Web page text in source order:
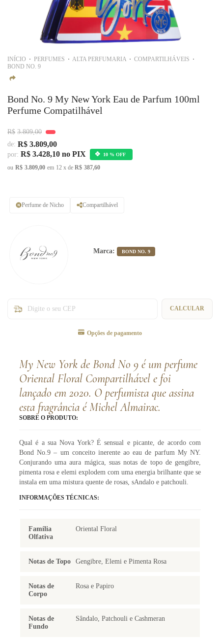
INÍCIO PERFUMES ALTA PERFUMARIA
COMPARTILHÁVEIS
BOND NO. 9
Bond No. 9 My New York Eau de Parfum 100ml
Perfume Compatilhável
R$ 3.809,00
de: R$ 3.809,00
por: R$ 3.428,10 no PIX 10 % OFF
ou R$ 3.809,00 em 12 x de R$ 387,60
Marca: BOND NO. 9
Perfume de Nicho Compartilhável
CALCULAR
Opções de pagamento
My New York de Bond No 9 é um perfume
Oriental Floral Compartilhável e foi
lançado em 2020. O perfumista que assina
esta fragrância é Michel Almairac.
SOBRE O PRODUTO:
Qual é a sua Nova York? É sensual e picante, de acordo com
Bond No.9 – um conceito inerente ao eau de parfum My NY.
Conjurando uma aura mágica, suas notas de topo de gengibre,
pimenta rosa e elemi explodem com uma energia brilhante que se
instala em uma mistura quente de rosas, sAndalo e patchouli.
INFORMAÇÕES TÉCNICAS:
Família
Olfativa
Oriental Floral
Notas de Topo Gengibre, Elemi e Pimenta Rosa
Notas de
Corpo
Rosa e Papiro
Notas de
Fundo
Sândalo, Patchouli e Cashmeran